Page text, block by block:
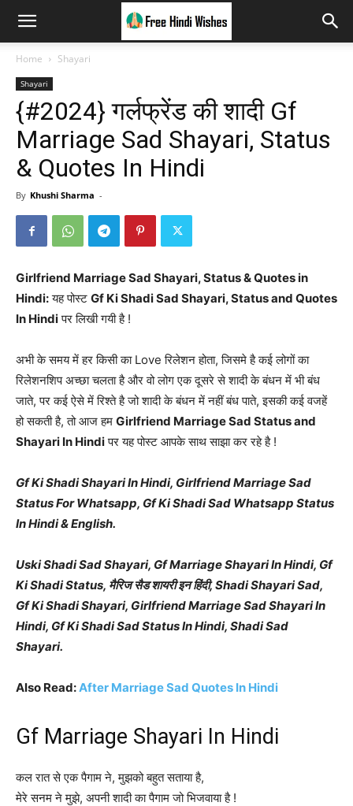
Home Shayari
Shayari
{#2024} गर्लफ्रेंड की शादी Gf
Marriage Sad Shayari, Status
& Quotes In Hindi
By Khushi Sharma -
Girlfriend Marriage Sad Shayari, Status & Quotes in
Hindi:यह पोस्ट Gf Ki Shadi Sad Shayari, Status and Quotes
In Hindiपर लिखी गयी है !
अभी के समय में हर किसी का Love रिलेशन होता, जिसमे है कई लोगों का
रिलेशनशिप अच्छा चलता है और वो लोग एक दूसरे से शादी के बंधन में भी बंध
जाते, पर कई ऐसे में रिश्ते है जो शादी के बंधन में नहीं बंध पाते, इसकी कई वजहें
हो सकती है, तो आज हम Girlfriend Marriage Sad Status and
Shayari In Hindiपर यह पोस्ट आपके साथ साझा कर रहे है !
Gf Ki Shadi Shayari In Hindi, Girlfriend Marriage Sad
Status For Whatsapp, Gf Ki Shadi Sad Whatsapp Status
In Hindi & English.
Uski Shadi Sad Shayari, Gf Marriage Shayari In Hindi, Gf
Ki Shadi Status, मैरिज सैड शायरी इन हिंदी, Shadi Shayari Sad,
Gf Ki Shadi Shayari, Girlfriend Marriage Sad Shayari In
Hindi, Gf Ki Shadi Sad Status In Hindi, Shadi Sad
Shayari.
Also Read:After Marriage Sad Quotes In Hindi
Gf Marriage Shayari In Hindi
कल रात से एक पैगाम ने, मुझको बहुत सताया है,
मेरे सनम ने मुझे, अपनी शादी का पैगाम जो भिजवाया है !